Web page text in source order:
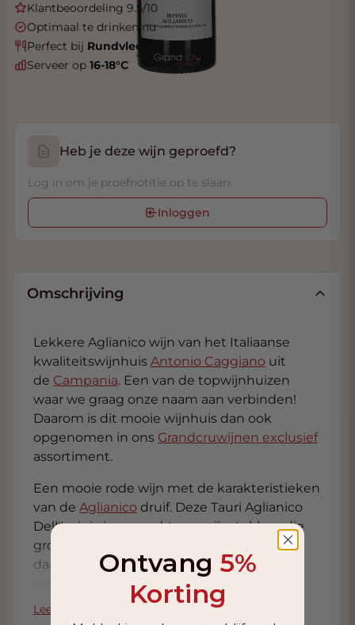
Klantbeoordeling 9.5/10
Optimaal te drinken nu
Perfect bij Rundvlees
Serveer op 16-18°C
Heb je deze wijn geproefd?
Log in om je proefnotitie op te slaan.
Inloggen
Omschrijving
Lekkere Aglianico wijn van het Italiaanse
kwaliteitswijnhuis Antonio Caggiano uit
de Campania. Een van de topwijnhuizen
waar we graag onze naam aan verbinden!
Daarom is dit mooie wijnhuis dan ook
opgenomen in ons Grandcruwijnen exclusief
assortiment.
Een mooie rode wijn met de karakteristieken
van de Aglianico druif. Deze Tauri Aglianico
Dell'Irpinia is gemaakt van wijnstokken die
groeien in Taurasi. De wijngaarden liggen
daar op ongeveer 350 meter boven
zeeniveau, en zijn omgeven door een sfeer
van folklore, eeuwenoude tradities,
historische architectuur en religie. De stad
Lees meer
Ontvang 5%
Korting